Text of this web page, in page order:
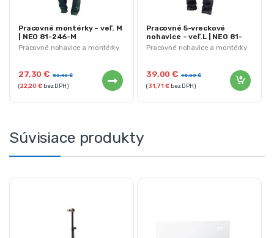
Pracovné nohavice a montérky
Pracovné montérky – veľ. M
| NEO 81-246-M
27,30€ 50,40€
(22,20€bez DPH)
Pracovné nohavice a montérky
Pracovné 5-vreckové
nohavice – veľ.L | NEO 81-
229-L
39,00€ 45,00€
(31,71€bez DPH)
Súvisiace produkty